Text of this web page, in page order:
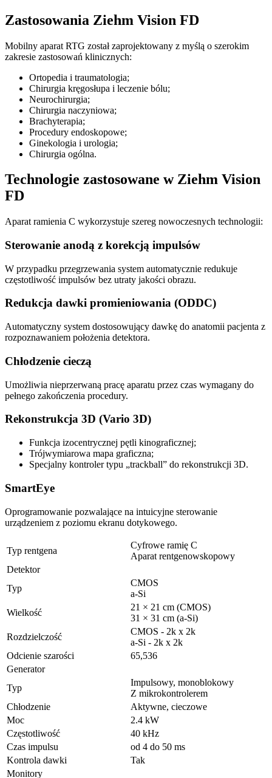
Zastosowania Ziehm Vision FD
Mobilny aparat RTG został zaprojektowany z myślą o szerokim
zakresie zastosowań klinicznych:
Ortopedia i traumatologia;
Chirurgia kręgosłupa i leczenie bólu;
Neurochirurgia;
Chirurgia naczyniowa;
Brachyterapia;
Procedury endoskopowe;
Ginekologia i urologia;
Chirurgia ogólna.
Technologie zastosowane w Ziehm Vision
FD
Aparat ramienia C wykorzystuje szereg nowoczesnych technologii:
Sterowanie anodą z korekcją impulsów
W przypadku przegrzewania system automatycznie redukuje
częstotliwość impulsów bez utraty jakości obrazu.
Redukcja dawki promieniowania (ODDC)
Automatyczny system dostosowujący dawkę do anatomii pacjenta z
rozpoznawaniem położenia detektora.
Chłodzenie cieczą
Umożliwia nieprzerwaną pracę aparatu przez czas wymagany do
pełnego zakończenia procedury.
Rekonstrukcja 3D (Vario 3D)
Funkcja izocentrycznej pętli kinograficznej;
Trójwymiarowa mapa graficzna;
Specjalny kontroler typu „trackball” do rekonstrukcji 3D.
SmartEye
Oprogramowanie pozwalające na intuicyjne sterowanie
urządzeniem z poziomu ekranu dotykowego.
Typ rentgena
Cyfrowe ramię C
Aparat rentgenowskopowy
Detektor
Typ
CMOS
a-Si
Wielkość
21 × 21 cm (CMOS)
31 × 31 cm (a-Si)
Rozdzielczość
CMOS - 2k x 2k
a-Si - 2k x 2k
Odcienie szarości
65,536
Generator
Typ
Impulsowy, monoblokowy
Z mikrokontrolerem
Chłodzenie
Aktywne, cieczowe
Moc
2.4 kW
Częstotliwość
40 kHz
Czas impulsu
od 4 do 50 ms
Kontrola dawki
Tak
Monitory